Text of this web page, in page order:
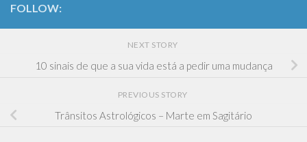
FOLLOW:
NEXT STORY
10 sinais de que a sua vida está a pedir uma mudança
PREVIOUS STORY
Trânsitos Astrológicos – Marte em Sagitário